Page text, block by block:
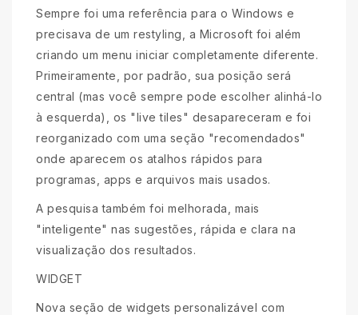
Sempre foi uma referência para o Windows e
precisava de um restyling, a Microsoft foi além
criando um menu iniciar completamente diferente.
Primeiramente, por padrão, sua posição será
central (mas você sempre pode escolher alinhá-lo
à esquerda), os "live tiles" desapareceram e foi
reorganizado com uma seção "recomendados"
onde aparecem os atalhos rápidos para
programas, apps e arquivos mais usados.
A pesquisa também foi melhorada, mais
"inteligente" nas sugestões, rápida e clara na
visualização dos resultados.
WIDGET
Nova seção de widgets personalizável com